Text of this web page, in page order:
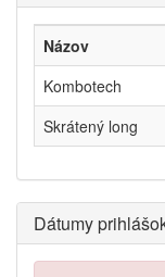
Názov
Kombotech
Skrátený long
Dátumy